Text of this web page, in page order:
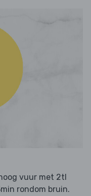
vuur met 2tl
rondom bruin.